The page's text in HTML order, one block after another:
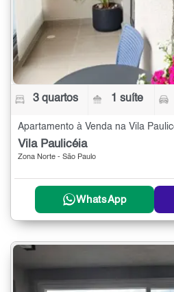
3 quartos 1 suíte
Apartamento à Venda na Vila
Vila Paulicéia
Zona Norte - São Paulo
WhatsApp